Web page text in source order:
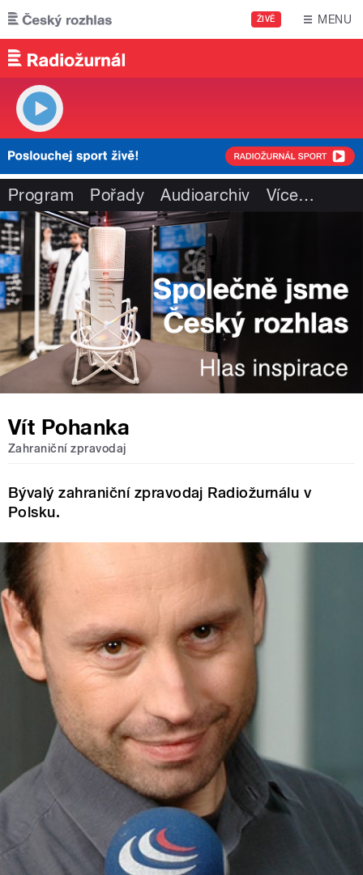
Přejít k hlavnímu obsahu
ŽIVĚ MENU
Program Pořady Audioarchiv Více…
Vít Pohanka
Zahraniční zpravodaj
Bývalý zahraniční zpravodaj Radiožurnálu v
Polsku.